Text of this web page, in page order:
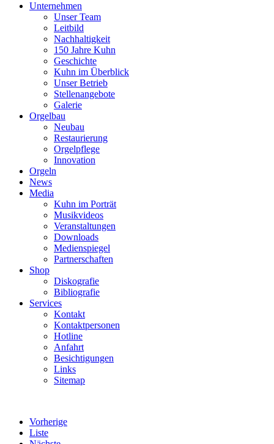
Unternehmen
Unser Team
Leitbild
Nachhaltigkeit
150 Jahre Kuhn
Geschichte
Kuhn im Überblick
Unser Betrieb
Stellenangebote
Galerie
Orgelbau
Neubau
Restaurierung
Orgelpflege
Innovation
Orgeln
News
Media
Kuhn im Porträt
Musikvideos
Veranstaltungen
Downloads
Medienspiegel
Partnerschaften
Shop
Diskografie
Bibliografie
Services
Kontakt
Kontaktpersonen
Hotline
Anfahrt
Besichtigungen
Links
Sitemap
Vorherige
Liste